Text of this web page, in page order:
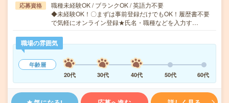
応募資格
職種未経験OK / ブランクOK / 英語力不要
◆未経験OK！〇まずは事前登録だけでもOK！履歴書不要
で気軽にオンライン登録★氏名・職種などを入力す…
職場の雰囲気
年齢層
20代
30代 40代 50代 60代